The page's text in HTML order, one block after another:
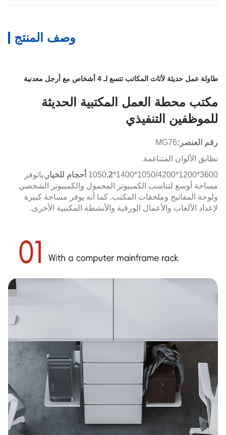
وصف المنتج
طاولة عمل حديثة لأثاث المكاتب تتسع لـ 4 أشخاص مع أرجل معدنية
مكتب محطة العمل المكتبية الحديثة
للموظفين التنفيذي
رقم العنصر: MG76
تطابق الألوان المتناغمة.
3600*1200*1050/4200*1400*1050,
2 أحجام للخيار. ياتوفر
مساحة أوسع لتناسب الكمبيوتر المحمول والكمبيوتر الشخصي
ولوحة المفاتيح وملحقات المكتب. كما أنه يوفر مساحة كبيرة
لإعداد الألعاب والأعمال الورقية والأنشطة المكتبية الأخرى.